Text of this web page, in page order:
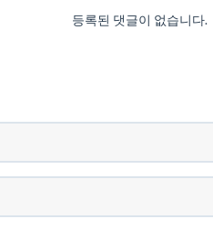
등록된 댓글이 없습니다.